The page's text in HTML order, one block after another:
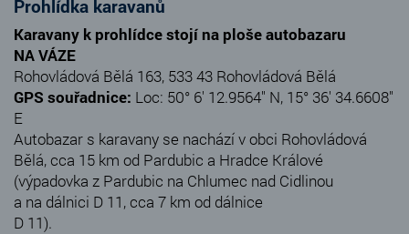
Prohlídka karavanů
Karavany k prohlídce stojí na ploše autobazaru
NA VÁZE
Rohovládová Bělá 163, 533 43 Rohovládová Bělá
GPS souřadnice: Loc: 50° 6' 12.9564" N, 15° 36' 34.6608"
E
Autobazar s karavany se nachází v obci Rohovládová
Bělá, cca 15 km od Pardubic a Hradce Králové
(výpadovka z Pardubic na Chlumec nad Cidlinou
a na dálnici D 11, cca 7 km od dálnice
D 11).